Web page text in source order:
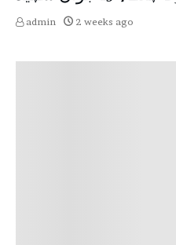
admin 2 weeks ago